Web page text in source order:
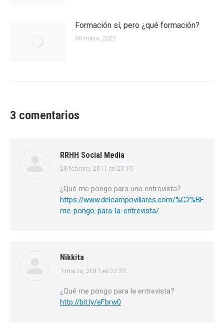
Formación sí, pero ¿qué formación?
30 mayo, 2022
3 comentarios
RRHH Social Media
dice:
28 febrero, 2011 en 23:10
¿Qué me pongo para una entrevista?
https://www.delcampovillares.com/%C2%BFque-
me-pongo-para-la-entrevista/
Nikkita
dice:
1 marzo, 2011 en 22:22
¿Qué me pongo para la entrevista?
http://bit.ly/eFbrw0